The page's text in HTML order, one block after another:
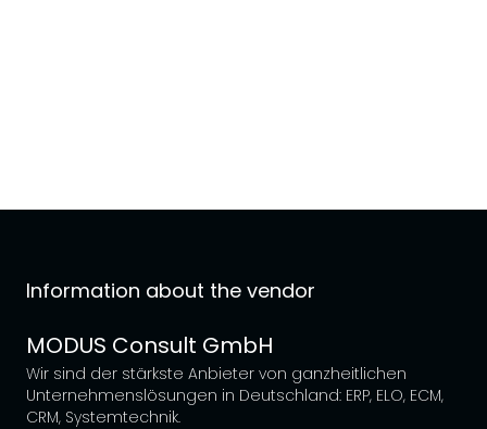
Information about the vendor
MODUS Consult GmbH
Wir sind der stärkste Anbieter von ganzheitlichen
Unternehmenslösungen in Deutschland: ERP, ELO, ECM,
CRM, Systemtechnik.